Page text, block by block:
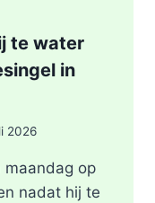
te water
in
2026
maandag op
nadat hij te